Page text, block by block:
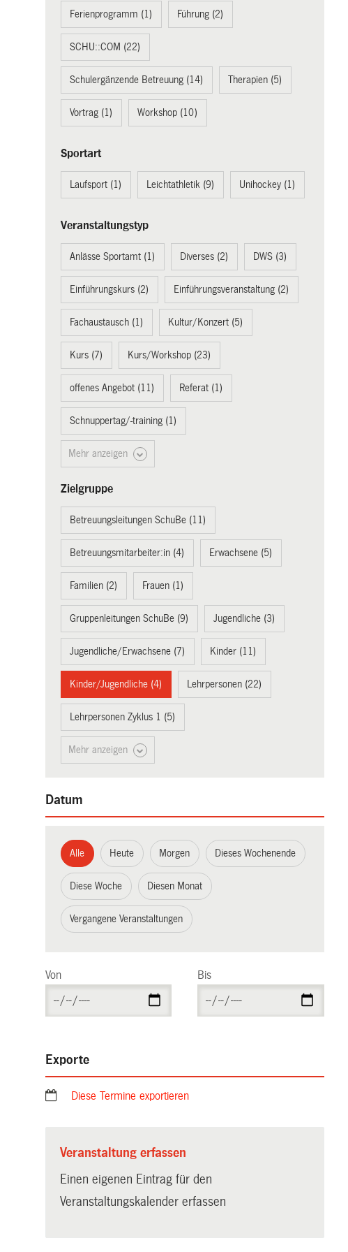
Ferienprogramm (1) Führung (2)
SCHU::COM (22)
Schulergänzende Betreuung (14) Therapien (5)
Vortrag (1) Workshop (10)
Sportart
Laufsport (1) Leichtathletik (9) Unihockey (1)
Veranstaltungstyp
Anlässe Sportamt (1) Diverses (2) DWS (3)
Einführungskurs (2) Einführungsveranstaltung (2)
Fachaustausch (1) Kultur/Konzert (5)
Kurs (7) Kurs/Workshop (23)
offenes Angebot (11) Referat (1)
Schnuppertag/-training (1)
Mehr anzeigen
Zielgruppe
Betreuungsleitungen SchuBe (11)
Betreuungsmitarbeiter:in (4) Erwachsene (5)
Familien (2) Frauen (1)
Gruppenleitungen SchuBe (9) Jugendliche (3)
Jugendliche/Erwachsene (7) Kinder (11)
Kinder/Jugendliche (4) Lehrpersonen (22)
Lehrpersonen Zyklus 1 (5)
Mehr anzeigen
Datum
Alle Heute Morgen Dieses Wochenende
Diese Woche Diesen Monat
Vergangene Veranstaltungen
Von Bis
Exporte
Diese Termine exportieren
Veranstaltung erfassen
Einen eigenen Eintrag für den
Veranstaltungskalender erfassen